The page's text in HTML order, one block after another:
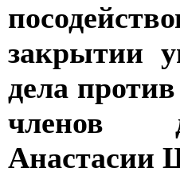
закрытии
дела
членов
Анастасии